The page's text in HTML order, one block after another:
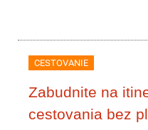
CESTOVANIE
Zabudnite na
cestovania bez